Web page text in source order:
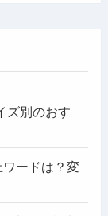
ズ別のおす
ードは？変